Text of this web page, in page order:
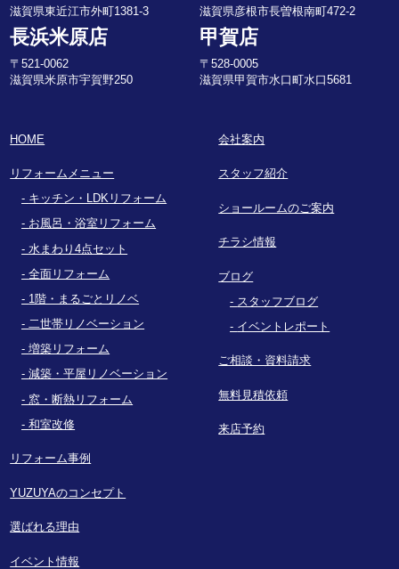
滋賀県東近江市外町1381-3
滋賀県彦根市長曽根南町472-2
長浜米原店
〒521-0062
滋賀県米原市宇賀野250
甲賀店
〒528-0005
滋賀県甲賀市水口町水口5681
HOME
リフォームメニュー
キッチン・LDKリフォーム
お風呂・浴室リフォーム
水まわり4点セット
全面リフォーム
1階・まるごとリノベ
二世帯リノベーション
増築リフォーム
減築・平屋リノベーション
窓・断熱リフォーム
和室改修
リフォーム事例
YUZUYAのコンセプト
選ばれる理由
イベント情報
会社案内
スタッフ紹介
ショールームのご案内
チラシ情報
ブログ
スタッフブログ
イベントレポート
ご相談・資料請求
無料見積依頼
来店予約